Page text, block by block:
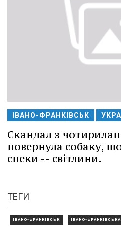
ІВАНО-ФРАНКІВСЬК
Скандал з
повернула собаку,
спеки -- світлини.
ТЕГИ
ІВАНО-ФРАНКІВСЬК ІВАНО-